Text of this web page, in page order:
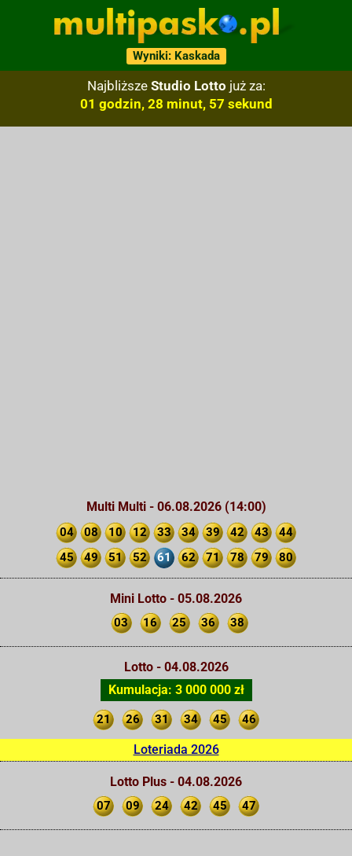
Wyniki: Kaskada
Najbliższe Studio Lotto już za:
01 godzin, 28 minut, 56 sekund
Multi Multi - 06.08.2026 (14:00)
04 08 10 12 33 34 39 42 43
44
45
49 51 52 61 62 71 78 79 80
Mini Lotto - 05.08.2026
03 16 25 36 38
Lotto - 04.08.2026
Kumulacja: 3 000 000 zł
21 26 31 34 45 46
Loteriada 2026
Lotto Plus - 04.08.2026
07 09 24 42 45 47